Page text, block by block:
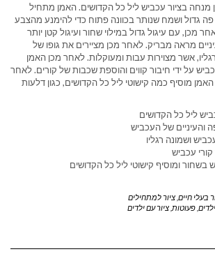
מנחה בציור עכביש ליל כל הקדושים. האמן מתחיל
גדול ושמח שנותר בכוונה פתוח כדי להימנע מהצבע
מכן, עם עיגול גדול במילוי שחור ועיגול קטן יותר
מראה מבריק. לאחר מכן מציירים את גופו של
אשר מצוירות עבות ומעוקלות. לאחר מכן האמן
על ידי חיבור קווים והוספת שכבות של קורים. לאחר
מוסיף כמה קישוטי ליל כל הקדושים, כגון דלעות
ליל כל הקדושים
והעיניים של העכביש
ושמונה רגליו
קורי עכביש
ומוסיף קישוטי ליל כל הקדושים
בעלי חיים, ציור למתחילים
ילדים, פעוטות ציור עם ילדים